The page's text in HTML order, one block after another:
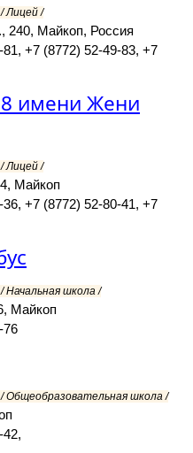
Лицей /
240, Майкоп, Россия
+7 (8772) 52-49-83, +7
имени Жени
Лицей /
Майкоп
+7 (8772) 52-80-41, +7
Начальная школа /
Майкоп
76
Общеобразовательная школа /